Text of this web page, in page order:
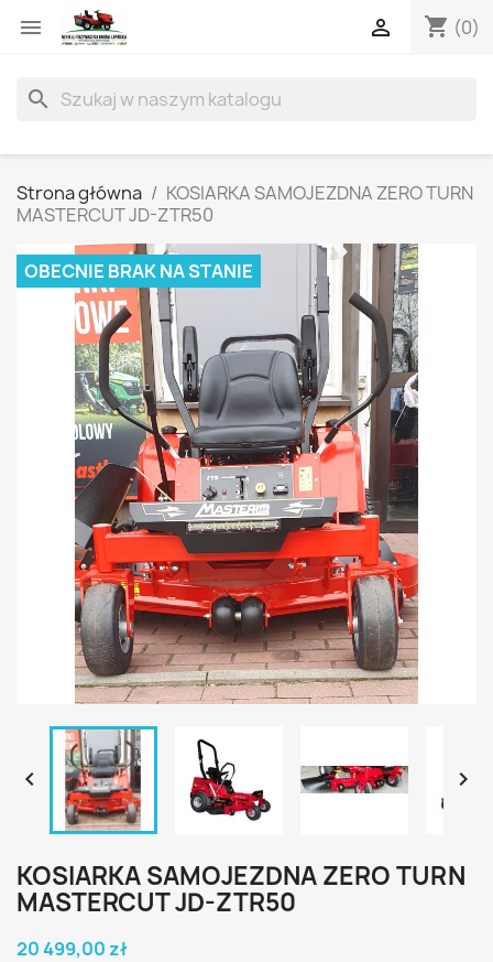
 shopping_cart (0)

search
Strona główna
KOSIARKA SAMOJEZDNA ZERO TURN
MASTERCUT JD-ZTR50
OBECNIE BRAK NA STANIE
 
KOSIARKA SAMOJEZDNA ZERO TURN
MASTERCUT JD-ZTR50
20 499,00 zł